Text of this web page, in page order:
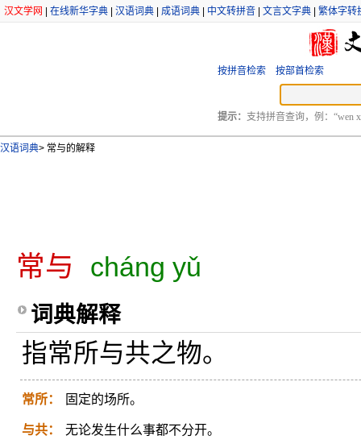
汉文学网 在线新华字典 汉语词典 成语词典 中文转拼音 文言文字典 繁体字转
按拼音检索 按部首检索
提示： 支持拼音查询，例：“wen
汉语词典> 常与的解释
常与 cháng yǔ
词典解释
指常所与共之物。
常所： 固定的场所。
与共： 无论发生什么事都不分开。